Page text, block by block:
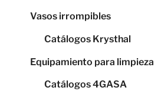
Vasos irrompibles
Catálogos Krysthal
Equipamiento para limpieza
Catálogos 4GASA